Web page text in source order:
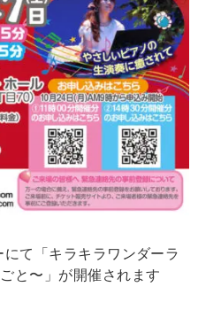
て「キラキラワンダーラ
と〜」が開催されます